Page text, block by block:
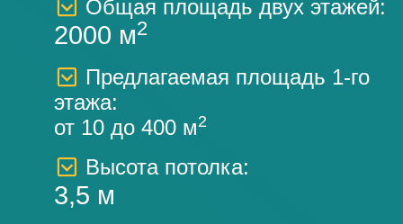
Общая площадь двух этажей:
2000 м2
Предлагаемая площадь 1-го
этажа:
от 10 до 400 м2
Высота потолка:
3,5 м